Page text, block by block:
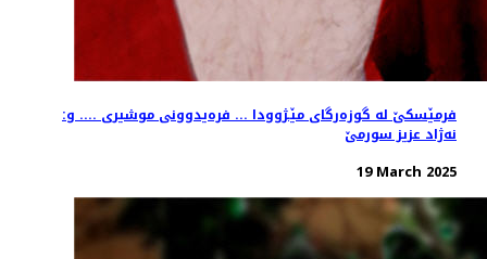
فرمێسكێ له‌ گوزه‌رگای مێـژوودا ... فره‌یدوونی موشیری .... و:
نه‌ژاد عزیز سورمێ
19 March 2025